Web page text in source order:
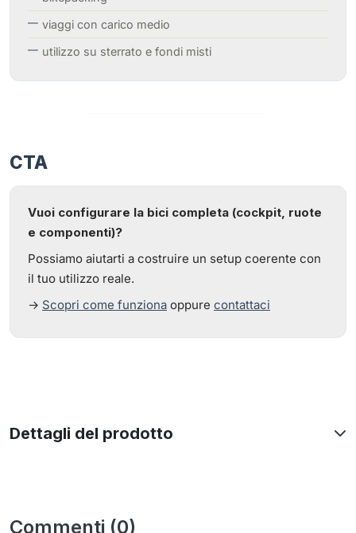
viaggi con carico medio
utilizzo su sterrato e fondi misti
CTA
Vuoi configurare la bici completa (cockpit, ruote
e componenti)?
Possiamo aiutarti a costruire un setup coerente con
il tuo utilizzo reale.
→ Scopri come funziona oppure contattaci
Dettagli del prodotto
Commenti (0)